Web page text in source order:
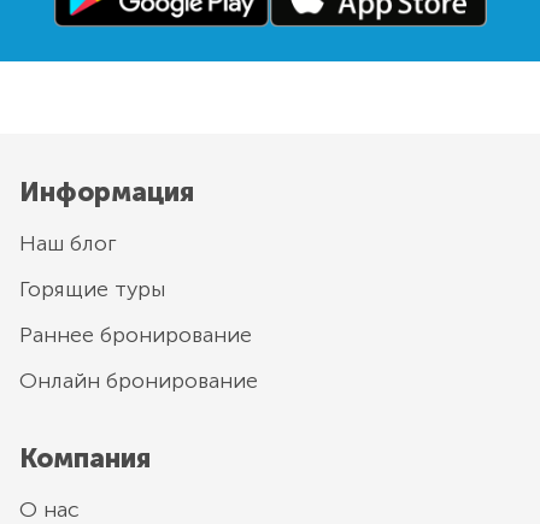
Информация
Наш блог
Горящие туры
Раннее бронирование
Онлайн бронирование
Компания
О нас